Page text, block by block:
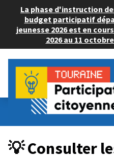
La phase d'instruction
budget participatif
jeunesse 2026 est en
2026 au 11
Budget Participatif JEUNESSE
💡 Consulter les projets
💡 Consulter